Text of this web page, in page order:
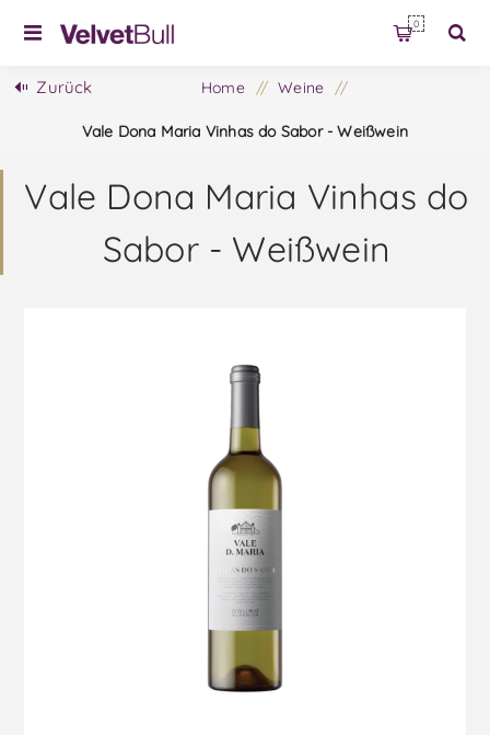
0
Zurück Home / Weine /
Vale Dona Maria Vinhas do Sabor - Weißwein
Vale Dona Maria Vinhas do
Sabor - Weißwein